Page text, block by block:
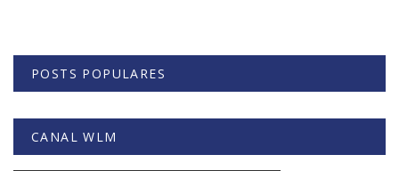
POSTS POPULARES
CANAL WLM